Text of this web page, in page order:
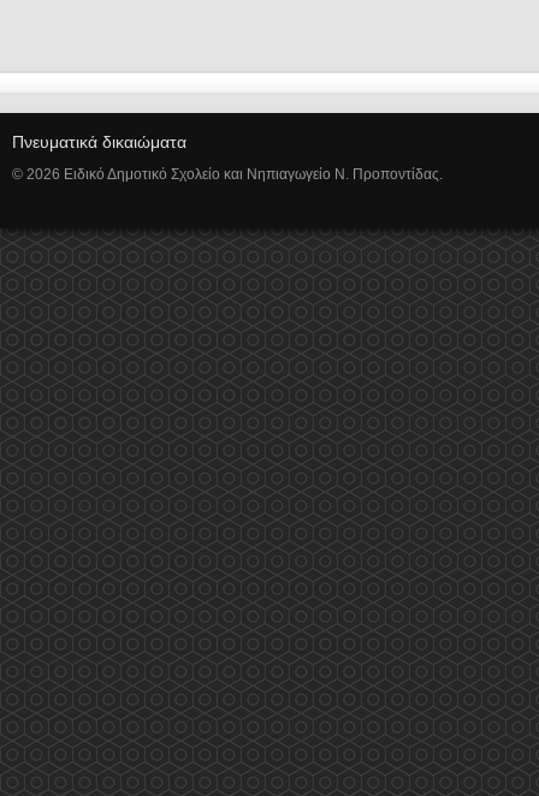
Πνευματικά δικαιώματα
© 2026 Ειδικό Δημοτικό Σχολείο και Νηπιαγωγείο Ν. Προποντίδας.